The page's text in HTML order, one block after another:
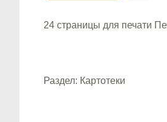
24 страницы для печати
Раздел: Картотеки